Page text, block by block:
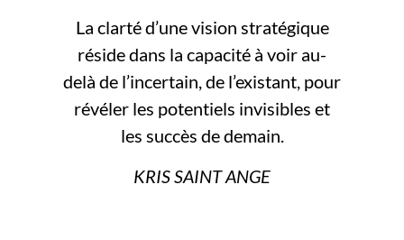
La clarté d’une vision stratégique
réside dans la capacité à voir au-
delà de l’incertain, de l’existant, pour
révéler les potentiels invisibles et
les succès de demain.
KRIS SAINT ANGE